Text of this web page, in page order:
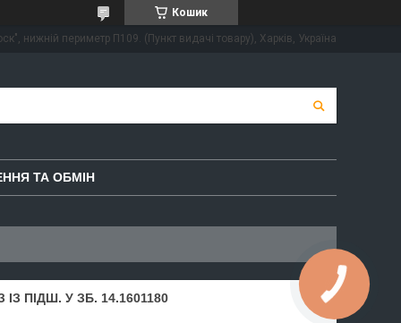
Кошик
нижній периметр П109. (Пункт видачі товару), Харків, Україна
ТА ОБМІН
ПІДШ. У ЗБ. 14.1601180